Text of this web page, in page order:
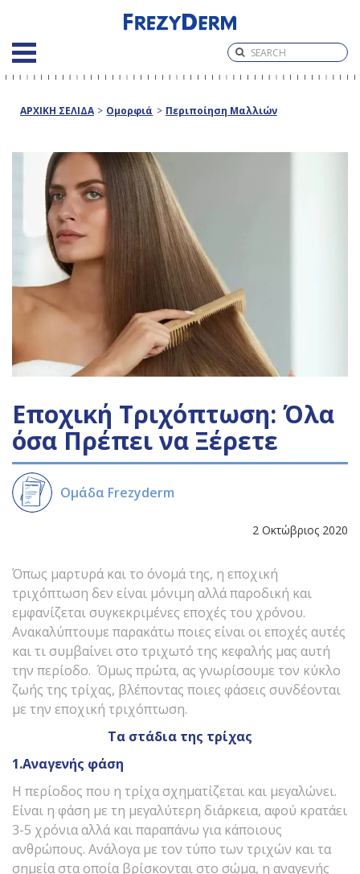
ΑΡΧΙΚΗ ΣΕΛΙΔΑ > Ομορφιά > Περιποίηση Μαλλιών
Εποχική Τριχόπτωση: Όλα
όσα Πρέπει να Ξέρετε
Ομάδα Frezyderm
2 Οκτώβριος 2020
Όπως μαρτυρά και το όνομά της, η εποχική
τριχόπτωση δεν είναι μόνιμη αλλά παροδική και
εμφανίζεται συγκεκριμένες εποχές του χρόνου.
Ανακαλύπτουμε παρακάτω ποιες είναι οι εποχές αυτές
και τι συμβαίνει στο τριχωτό της κεφαλής μας αυτή
την περίοδο. Όμως πρώτα, ας γνωρίσουμε τον κύκλο
ζωής της τρίχας, βλέποντας ποιες φάσεις συνδέονται
με την εποχική τριχόπτωση.
Τα στάδια της τρίχας
1.Αναγενής φάση
Η περίοδος που η τρίχα σχηματίζεται και μεγαλώνει.
Είναι η φάση με τη μεγαλύτερη διάρκεια, αφού κρατάει
3-5 χρόνια αλλά και παραπάνω για κάποιους
ανθρώπους. Ανάλογα με τον τύπο των τριχών και τα
σημεία στα οποία βρίσκονται στο σώμα, η αναγενής